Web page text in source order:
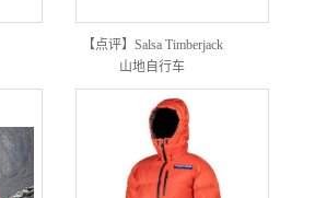
【点评】Salsa Timberjack
山地自行车